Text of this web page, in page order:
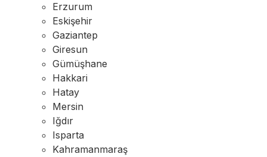
Erzurum
Eskişehir
Gaziantep
Giresun
Gümüşhane
Hakkari
Hatay
Mersin
Iğdır
Isparta
Kahramanmaraş